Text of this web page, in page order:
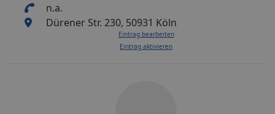
n.a.
Dürener Str. 230, 50931 Köln
Eintrag bearbeiten
Eintrag aktivieren